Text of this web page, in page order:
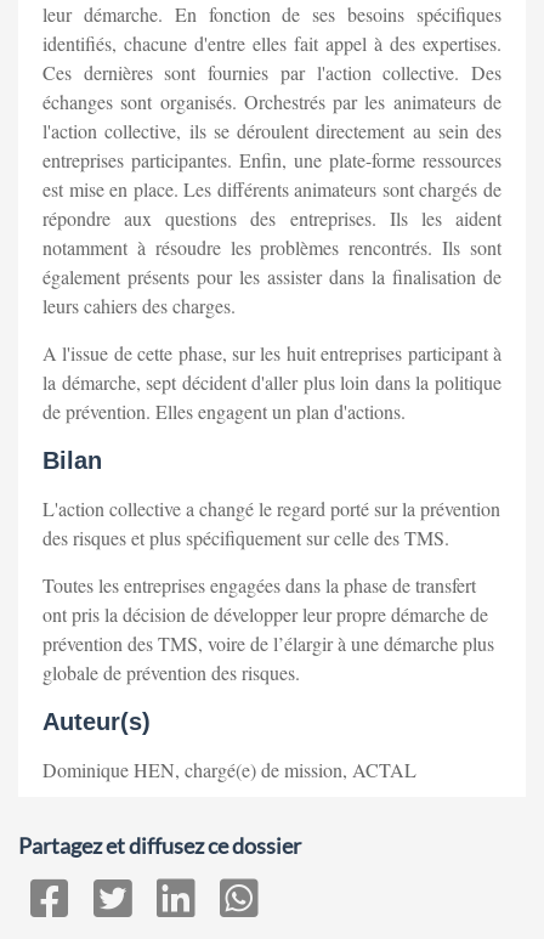
leur démarche. En fonction de ses besoins spécifiques
identifiés, chacune d'entre elles fait appel à des expertises.
Ces dernières sont fournies par l'action collective. Des
échanges sont organisés. Orchestrés par les animateurs de
l'action collective, ils se déroulent directement au sein des
entreprises participantes. Enfin, une plate-forme ressources
est mise en place. Les différents animateurs sont chargés de
répondre aux questions des entreprises. Ils les aident
notamment à résoudre les problèmes rencontrés. Ils sont
également présents pour les assister dans la finalisation de
leurs cahiers des charges.
A l'issue de cette phase, sur les huit entreprises participant à
la démarche, sept décident d'aller plus loin dans la politique
de prévention. Elles engagent un plan d'actions.
Bilan
L'action collective a changé le regard porté sur la prévention
des risques et plus spécifiquement sur celle des TMS.
Toutes les entreprises engagées dans la phase de transfert
ont pris la décision de développer leur propre démarche de
prévention des TMS, voire de l’élargir à une démarche plus
globale de prévention des risques.
Auteur(s)
Dominique HEN, chargé(e) de mission, ACTAL
Partagez et diffusez ce dossier